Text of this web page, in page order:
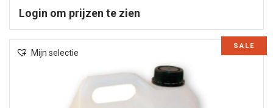
Login om prijzen te zien
SALE
Mijn selectie